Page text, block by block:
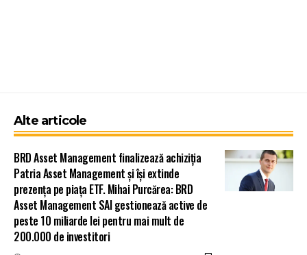
Alte articole
BRD Asset Management finalizează achiziția
Patria Asset Management și își extinde
prezența pe piața ETF. Mihai Purcărea: BRD
Asset Management SAI gestionează active de
peste 10 miliarde lei pentru mai mult de
200.000 de investitori